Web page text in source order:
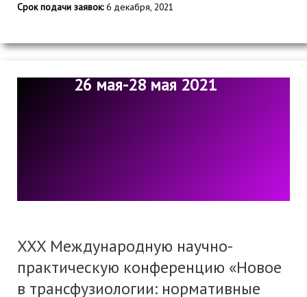
Срок подачи заявок:6 декабря, 2021
26 мая-28 мая 2021
XXX Международную научно-
практическую конференцию «Новое
в трансфузиологии: нормативные